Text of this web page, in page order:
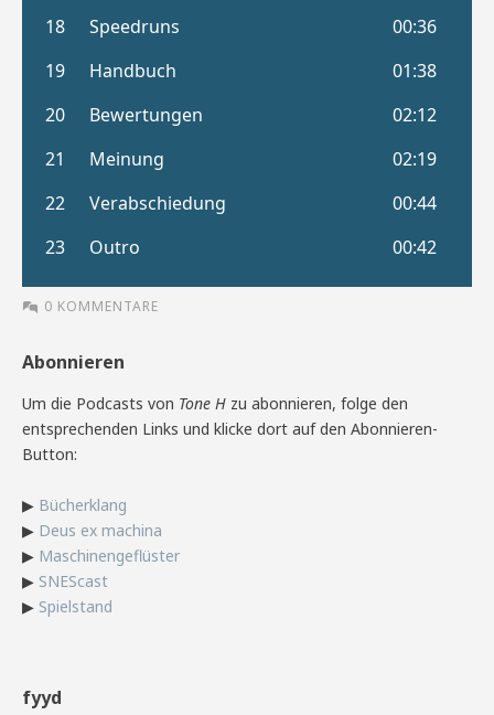
0 KOMMENTARE
Abonnieren
Um die Podcasts von Tone H zu abonnieren, folge den
entsprechenden Links und klicke dort auf den Abonnieren-
Button:
▶ Bücherklang
▶ Deus ex machina
▶ Maschinengeflüster
▶ SNEScast
▶ Spielstand
fyyd